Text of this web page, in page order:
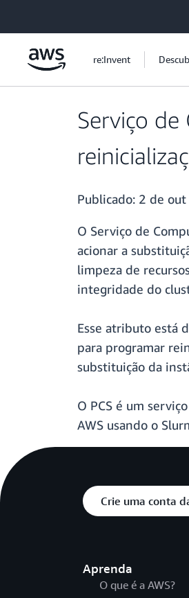
re:Invent
Serviço de
Publicado: 2 de
O Serviço de
acionar a
limpeza de
integridade do
Esse atributo está
para programar
substituição da
O PCS é um
AWS usando o
Crie uma conta
Aprenda
O que é a AWS?